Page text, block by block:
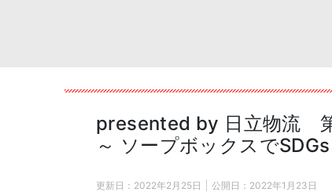
presented by 日立物流
～ ソープボックスで
更新日： 2022年2月25日 公開日： 2022年1月23日